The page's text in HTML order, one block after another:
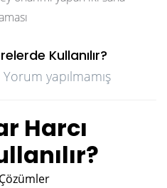
Kullanılır?
Yorum yapılmamış
Harcı